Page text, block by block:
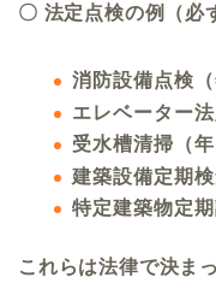
〇 法定点検の例（必
消防設備点検（
エレベーター
受水槽清掃（年
建築設備定期
特定建築物定
これらは法律で決ま